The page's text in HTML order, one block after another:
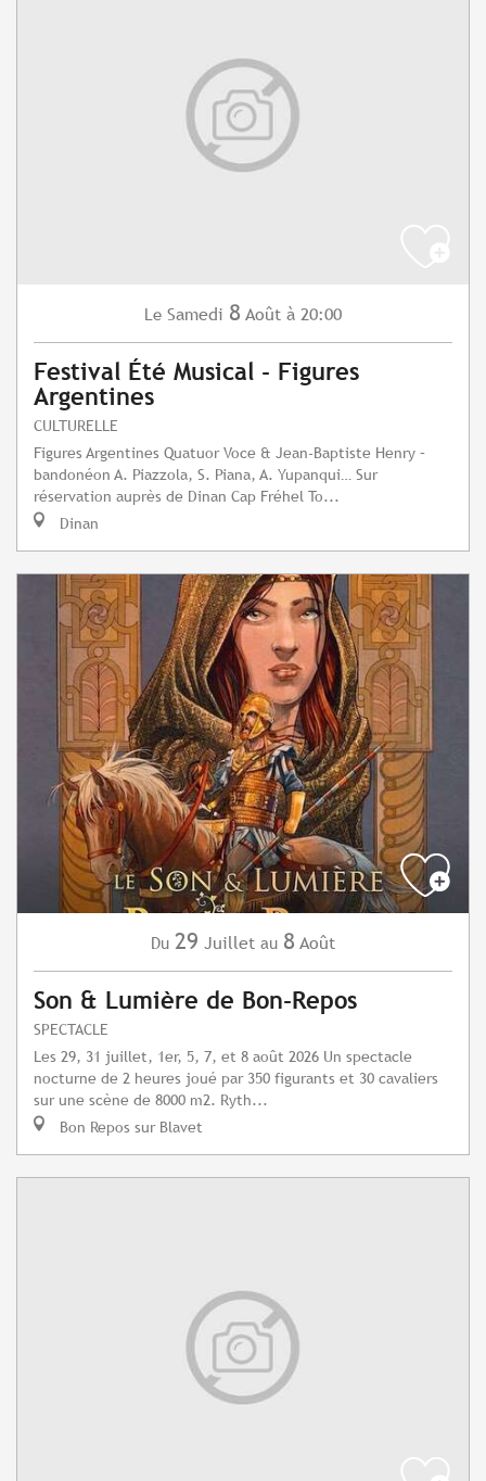
Le Samedi 8 Août à 20:00
Festival Été Musical - Figures
Argentines
CULTURELLE
Figures Argentines Quatuor Voce & Jean-Baptiste Henry –
bandonéon A. Piazzola, S. Piana, A. Yupanqui… Sur
réservation auprès de Dinan Cap Fréhel To...
Dinan
Du 29 Juillet au 8 Août
Son & Lumière de Bon-Repos
SPECTACLE
Les 29, 31 juillet, 1er, 5, 7, et 8 août 2026 Un spectacle
nocturne de 2 heures joué par 350 figurants et 30 cavaliers
sur une scène de 8000 m2. Ryth...
Bon Repos sur Blavet